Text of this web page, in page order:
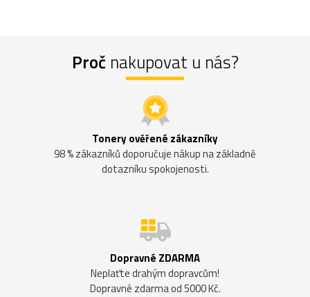
Proč nakupovat u nás?
Tonery ověřené zákazníky
98 % zákazníků doporučuje nákup na základně
dotazníku spokojenosti.
Dopravné ZDARMA
Neplaťte drahým dopravcům!
Dopravné zdarma od 5000 Kč.